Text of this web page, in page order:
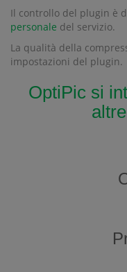
Il controllo del plugin è
personale del servizio.
La qualità della
impostazioni del plugin.
OptiPic si